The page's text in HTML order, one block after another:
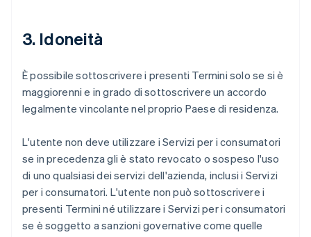
3. Idoneità
È possibile sottoscrivere i presenti Termini solo se si è
maggiorenni e in grado di sottoscrivere un accordo
legalmente vincolante nel proprio Paese di residenza.
L'utente non deve utilizzare i Servizi per i consumatori
se in precedenza gli è stato revocato o sospeso l'uso
di uno qualsiasi dei servizi dell'azienda, inclusi i Servizi
per i consumatori. L'utente non può sottoscrivere i
presenti Termini né utilizzare i Servizi per i consumatori
se è soggetto a sanzioni governative come quelle